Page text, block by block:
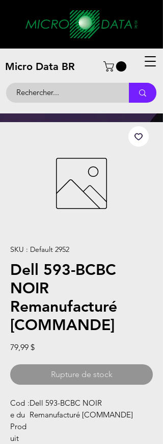
Micro Data BR
SKU : Default 2952
Dell 593-BCBC
NOIR
Remanufacturé
[COMMANDE]
79,99 $Prix
Rupture de stock
Cod
e du
Prod
uit
:Dell 593-BCBC NOIR
Remanufacturé [COMMANDE]